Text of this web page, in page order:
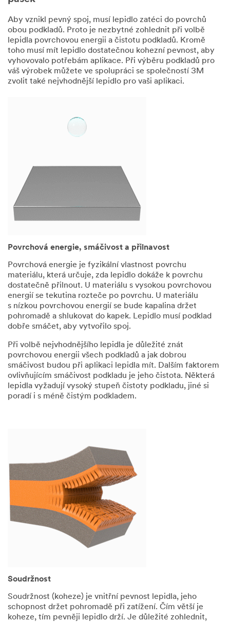
Zaškrtnutí
m políčka uděluji
svůj souhlas s
přijímáním
informačních
bulletinů,
Česko, spol. s r.o.
a skupiny 3M
prostřednictvím
e-mailu a/nebo
telefonicky (jak je
údaje bude
společnost 3M
Česko, spol. s r.o.
a skupina 3Mv
souladu s
globálními
zásadami ochrany
osobních údajů
společnosti 3M
pro shora
podrobně
uvedené
marketingové a
propagační účely,
Česko, spol. s r.o.
a třetími osobami
jménem
společnosti 3M
Česko, spol. s r.o.
v České
republice a v
zemích mimo
přísného splnění
mlčenlivosti
a bezpečnosti.
Aby vznikl pevný spoj, musí lepidlo zatéci do povrchů
obou podkladů. Proto je nezbytné zohlednit při volbě
lepidla povrchovou energii a čistotu podkladů. Kromě
toho musí mít lepidlo dostatečnou kohezní pevnost, aby
vyhovovalo potřebám aplikace. Při výběru podkladů pro
váš výrobek můžete ve spolupráci se společností 3M
zvolit také nejvhodnější lepidlo pro vaši aplikaci.
Povrchová energie, smáčivost a přilnavost
Povrchová energie je fyzikální vlastnost povrchu
materiálu, která určuje, zda lepidlo dokáže k povrchu
dostatečně přilnout. U materiálu s vysokou povrchovou
energií se tekutina rozteče po povrchu. U materiálu
s nízkou povrchovou energií se bude kapalina držet
pohromadě a shlukovat do kapek. Lepidlo musí podklad
dobře smáčet, aby vytvořilo spoj.
Při volbě nejvhodnějšího lepidla je důležité znát
povrchovou energii všech podkladů a jak dobrou
smáčivost budou při aplikaci lepidla mít. Dalším faktorem
ovlivňujícím smáčivost podkladu je jeho čistota. Některá
lepidla vyžadují vysoký stupeň čistoty podkladu, jiné si
poradí i s méně čistým podkladem.
Soudržnost
Soudržnost (koheze) je vnitřní pevnost lepidla, jeho
schopnost držet pohromadě při zatížení. Čím větší je
koheze, tím pevněji lepidlo drží. Je důležité zohlednit,